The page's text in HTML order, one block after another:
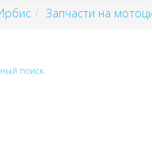
Запчасти на
поиск